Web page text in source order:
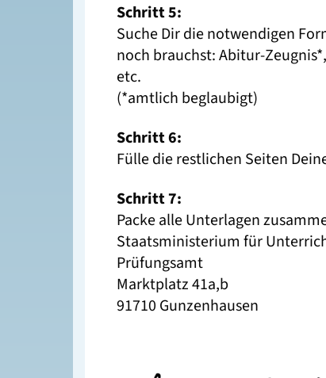
Schritt 5:
Suche Dir die notwendigen
noch brauchst: Abitur-
etc.
(*amtlich beglaubigt)
Schritt 6:
Fülle die restlichen Seiten
Schritt 7:
Packe alle Unterlagen
Staatsministerium für
Prüfungsamt
Marktplatz 41a,b
91710 Gunzenhausen